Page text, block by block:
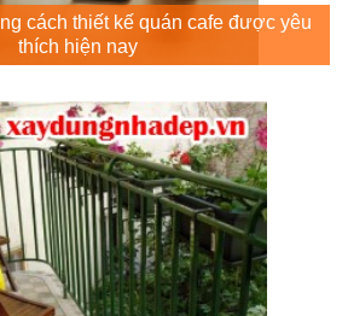
cách thiết kế quán cafe được yêu
thích hiện nay